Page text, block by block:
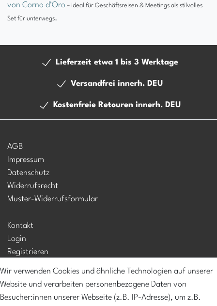
von Corno d’Oro – ideal für Geschäftsreisen & Meetings als stilvolles
Set für unterwegs.
Lieferzeit etwa 1 bis 3 Werktage
Versandfrei innerh. DEU
Kostenfreie Retouren innerh. DEU
AGB
Impressum
Datenschutz
Widerrufsrecht
Muster-Widerrufsformular
Kontakt
Login
Registrieren
Wir verwenden Cookies und ähnliche Technologien auf unserer
Website und verarbeiten personenbezogene Daten von
Besucher:innen unserer Webseite (z.B. IP-Adresse), um z.B.